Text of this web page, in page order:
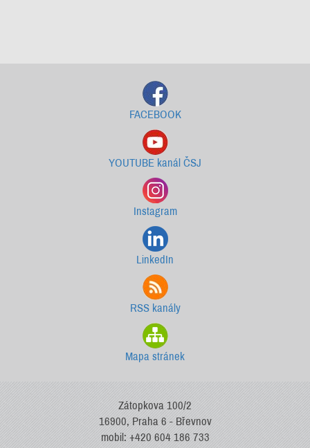
FACEBOOK
YOUTUBE kanál ČSJ
Instagram
LinkedIn
RSS kanály
Mapa stránek
Zátopkova 100/2
16900, Praha 6 - Břevnov
mobil: +420 604 186 733